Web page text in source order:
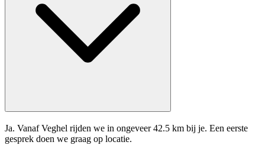
Ja. Vanaf Veghel rijden we in ongeveer 42.5 km bij je. Een eerste
gesprek doen we graag op locatie.